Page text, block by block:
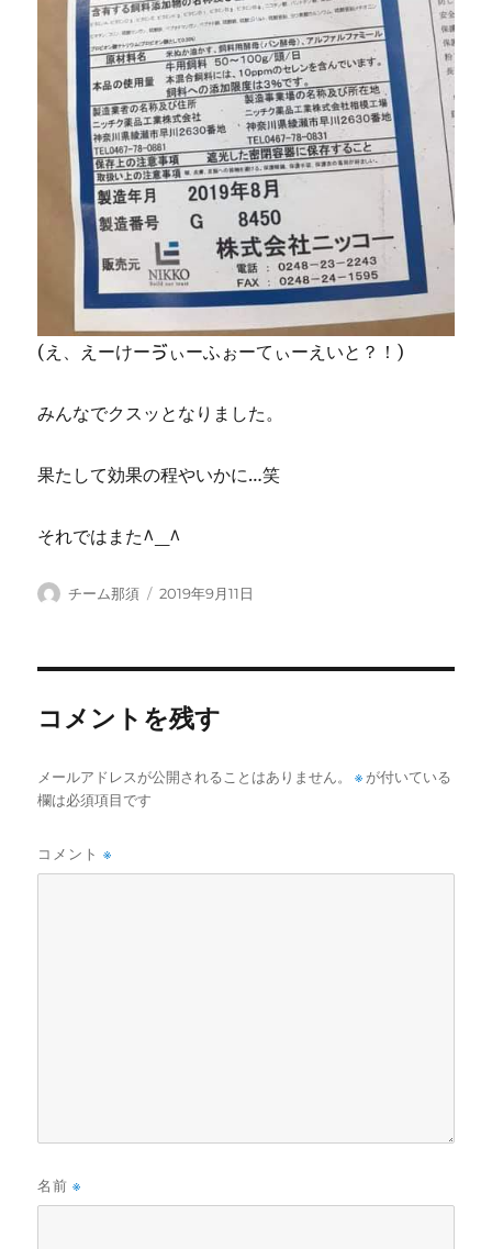
(え、えーけーゔぃーふぉーてぃーえいと？！)
みんなでクスッとなりました。
果たして効果の程やいかに…笑
それではまた^_^
投
チーム那須
投
2019年9月11日
コメントを残す
メールアドレスが公開されることはありません。 ※ が付いている
欄は必須項目です
コメント※
名前※